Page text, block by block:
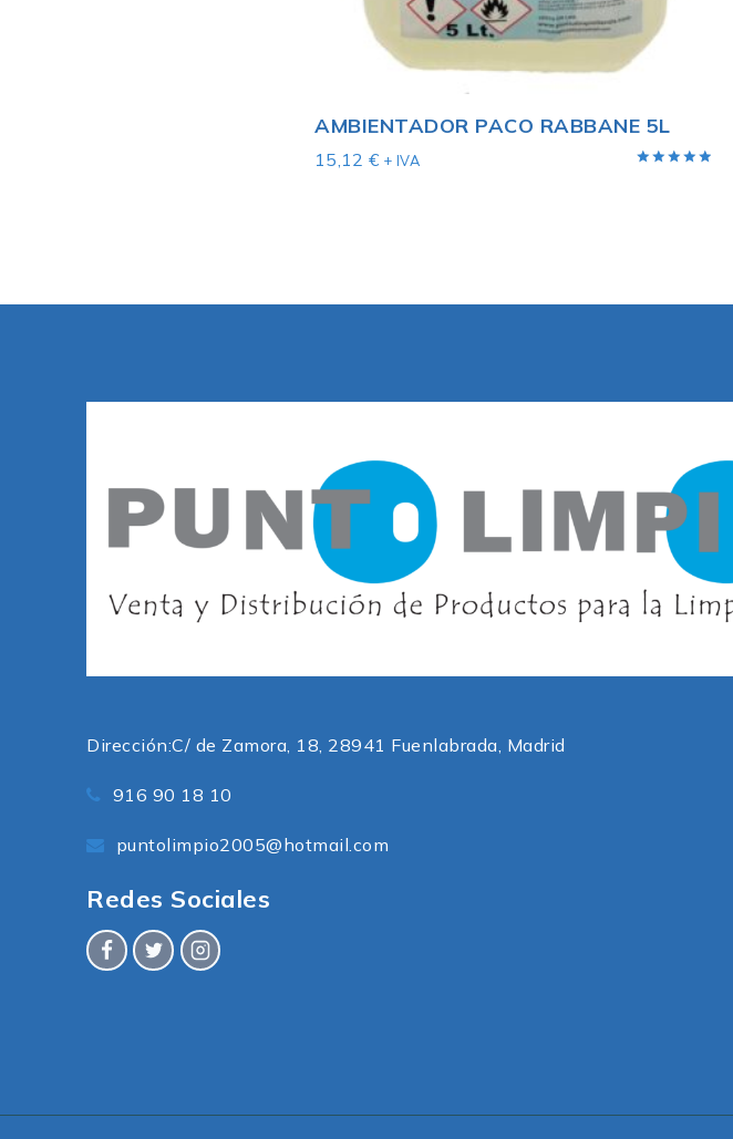
AMBIENTADOR PACO RABBANE 5L
15,12 € + IVA
Dirección:C/ de Zamora, 18, 28941 Fuenlabrada, Madrid
916 90 18 10
puntolimpio2005@hotmail.com
Redes Sociales